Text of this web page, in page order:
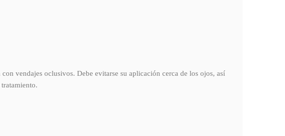
vendajes oclusivos. Debe evitarse su aplicación cerca de los ojos, así